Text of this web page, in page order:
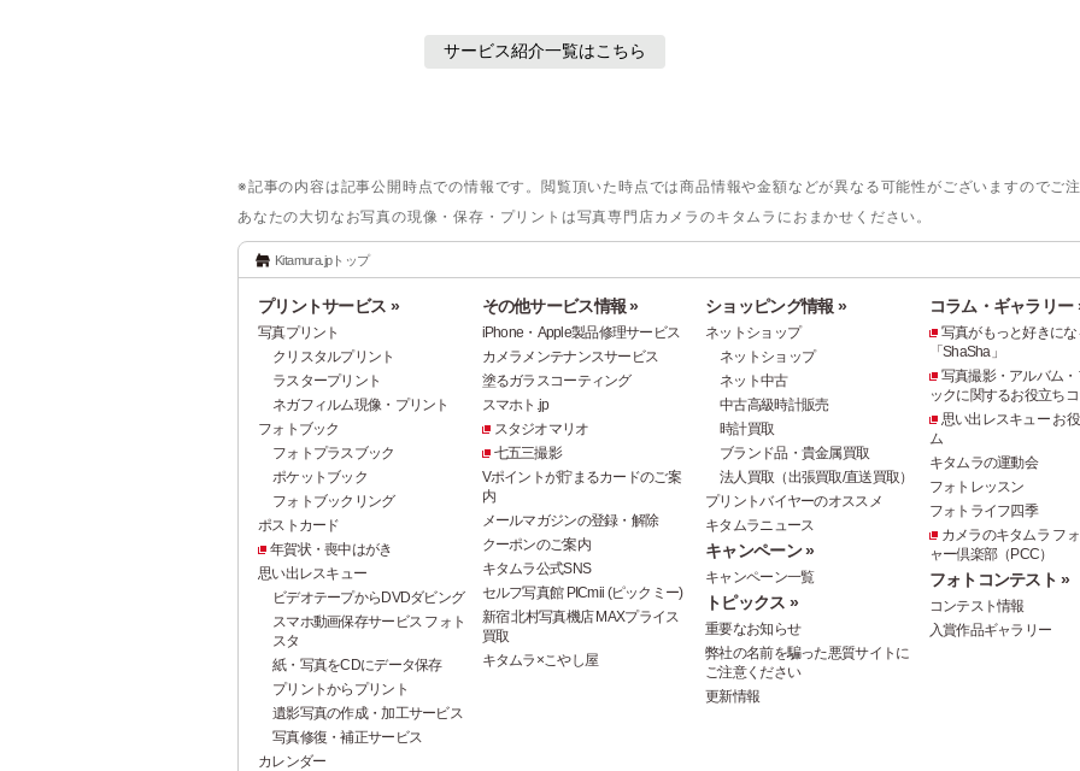
サービス紹介一覧はこちら
※記事の内容は記事公開時点での情報です。閲覧頂いた時点では商品情報や金額などが異なる可能性がございますのでご注
あなたの大切なお写真の現像・保存・プリントは写真専門店カメラのキタムラにおまかせください。
Kitamura.jpトップ
プリントサービス »
写真プリント
クリスタルプリント
ラスタープリント
ネガフィルム現像・プリント
フォトブック
フォトプラスブック
ポケットブック
フォトブックリング
ポストカード
年賀状・喪中はがき
思い出レスキュー
ビデオテープからDVDダビング
スマホ動画保存サービス フォト
スタ
紙・写真をCDにデータ保存
プリントからプリント
遺影写真の作成・加工サービス
写真修復・補正サービス
カレンダー
その他サービス情報 »
iPhone・Apple製品修理サービス
カメラメンテナンスサービス
塗るガラスコーティング
スマホト.jp
スタジオマリオ
七五三撮影
Vポイントが貯まるカードのご案
内
メールマガジンの登録・解除
クーポンのご案内
キタムラ公式SNS
セルフ写真館 PICmii (ピックミー)
新宿 北村写真機店 MAXプライス
買取
キタムラ×こやし屋
ショッピング情報 »
ネットショップ
ネットショップ
ネット中古
中古高級時計販売
時計買取
ブランド品・貴金属買取
法人買取（出張買取/直送買取）
プリントバイヤーのオススメ
キタムラニュース
キャンペーン »
キャンペーン一覧
トピックス »
重要なお知らせ
弊社の名前を騙った悪質サイトに
ご注意ください
更新情報
コラム・ギャラリー
写真がもっと好きにな
「ShaSha」
写真撮影・アルバム
ックに関するお役立ち
思い出レスキュー お
ム
キタムラの運動会
フォトレッスン
フォトライフ四季
カメラのキタムラ フ
ャー倶楽部（PCC）
フォトコンテスト »
コンテスト情報
入賞作品ギャラリー